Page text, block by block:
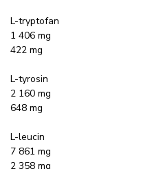
L-tryptofan
1 406 mg
422 mg
L-tyrosin
2 160 mg
648 mg
L-leucin
7 861 mg
2 358 mg